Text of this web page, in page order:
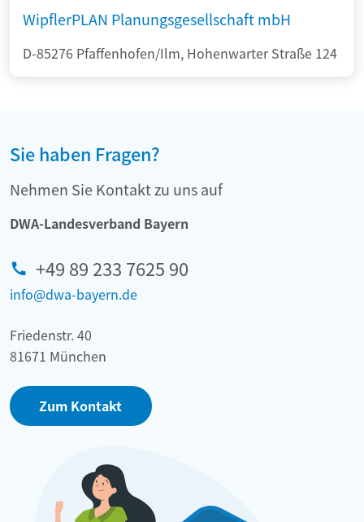
WipflerPLAN Planungsgesellschaft mbH
D-85276 Pfaffenhofen/Ilm, Hohenwarter Straße 124
Sie haben Fragen?
Nehmen Sie Kontakt zu uns auf
DWA-Landesverband Bayern
+49 89 233 7625 90
info@dwa-bayern.de
Friedenstr. 40
81671 München
Zum Kontakt